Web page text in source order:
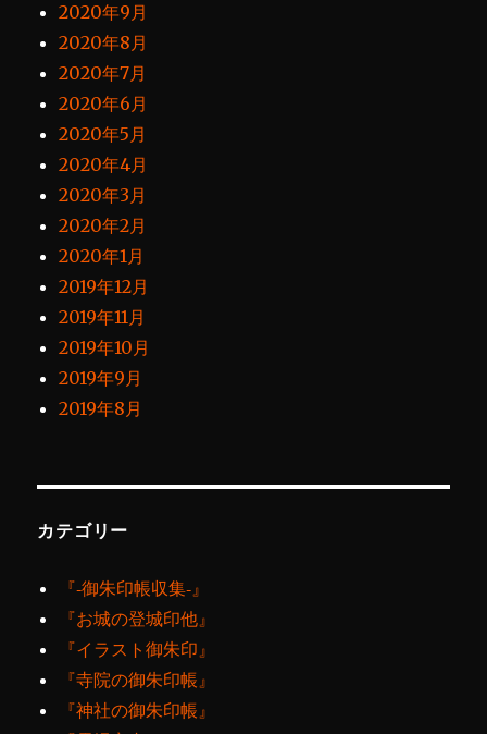
2020年9月
2020年8月
2020年7月
2020年6月
2020年5月
2020年4月
2020年3月
2020年2月
2020年1月
2019年12月
2019年11月
2019年10月
2019年9月
2019年8月
カテゴリー
『‐御朱印帳収集‐』
『お城の登城印他』
『イラスト御朱印』
『寺院の御朱印帳』
『神社の御朱印帳』